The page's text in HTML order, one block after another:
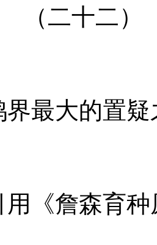
（二十二）
界最大的置
詹森育种